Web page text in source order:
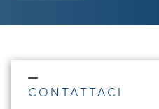
CONTATTACI